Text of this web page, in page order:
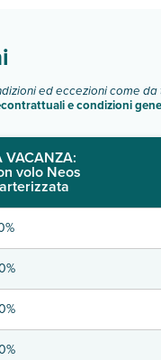
ed eccezioni come
e condizioni
VACANZA:
volo Neos